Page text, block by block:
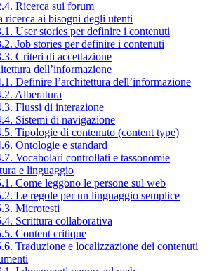
Ricerca sui forum
ricerca ai bisogni degli utenti
User stories per definire i contenuti
Job stories per definire i contenuti
Criteri di accettazione
dell’informazione
Definire l’architettura dell’informazione
Alberatura
Flussi di interazione
Sistemi di navigazione
Tipologie di contenuto (content type)
Ontologie e standard
Vocabolari controllati e tassonomie
e linguaggio
Come leggono le persone sul web
Le regole per un linguaggio semplice
Microtesti
Scrittura collaborativa
Content critique
Traduzione e localizzazione dei contenuti